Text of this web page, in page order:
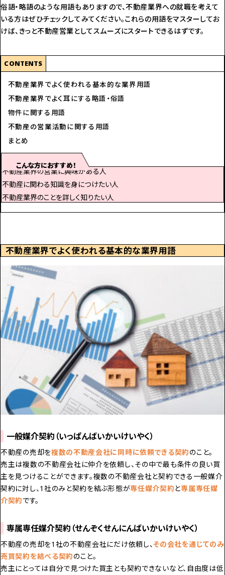
俗語・略語のような用語もありますので、不動産業界への就職を考えて
いる方はぜひチェックしてみてください。これらの用語をマスターしてお
けば、きっと不動産営業としてスムーズにスタートできるはずです。
CONTENTS
不動産業界でよく使われる基本的な業界用語
不動産業界でよく耳にする略語・俗語
物件に関する用語
不動産の営業活動に関する用語
まとめ
こんな方におすすめ！
不動産業界の営業に興味がある人
不動産に関わる知識を身につけたい人
不動産業界のことを詳しく知りたい人
不動産業界でよく使われる基本的な業界用語
一般媒介契約（いっぱんばいかいけいやく）
不動産の売却を複数の不動産会社に同時に依頼できる契約のこと。
売主は複数の不動産会社に仲介を依頼し、その中で最も条件の良い買
主を見つけることができます。複数の不動産会社と契約できる一般媒介
契約に対し、1社のみと契約を結ぶ形態が専任媒介契約と専属専任媒
介契約です。
専属専任媒介契約（せんぞくせんにんばいかいけいやく）
不動産の売却を1社の不動産会社にだけ依頼し、その会社を通じてのみ
売買契約を結べる契約のこと。
売主にとっては自分で見つけた買主とも契約できないなど、自由度は低